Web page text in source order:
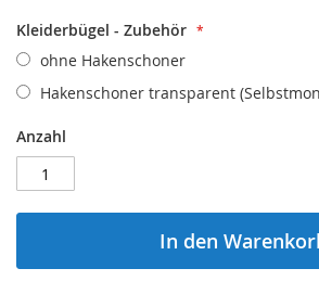
Kleiderbügel - Zubehör
ohne Hakenschoner
Hakenschoner transparent
Anzahl
In den